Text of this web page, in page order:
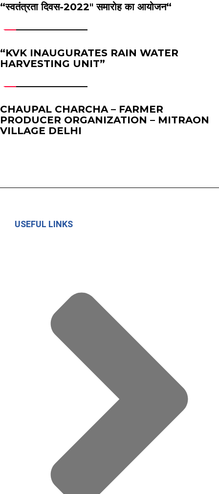
“स्वतंत्रता दिवस-2022″ समारोह का आयोजन“
“KVK INAUGURATES RAIN WATER
HARVESTING UNIT”
CHAUPAL CHARCHA – FARMER
PRODUCER ORGANIZATION – MITRAON
VILLAGE DELHI
USEFUL LINKS